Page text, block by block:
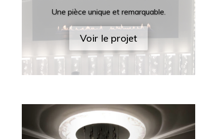
Une pièce unique et remarquable.
Voir le projet